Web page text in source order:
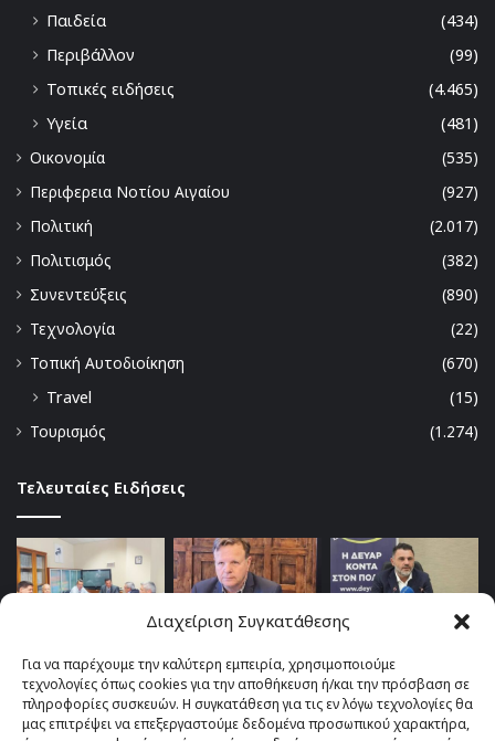
Διαχείριση Συγκατάθεσης
Για να παρέχουμε την καλύτερη εμπειρία, χρησιμοποιούμε
τεχνολογίες όπως cookies για την αποθήκευση ή/και την πρόσβαση σε
πληροφορίες συσκευών. Η συγκατάθεση για τις εν λόγω τεχνολογίες θα
μας επιτρέψει να επεξεργαστούμε δεδομένα προσωπικού χαρακτήρα,
Παιδεία
(434)
Περιβάλλον
(99)
Τοπικές ειδήσεις
(4.465)
Υγεία
(481)
Οικονομία
(535)
Περιφερεια Νοτίου Αιγαίου
(927)
Πολιτική
(2.017)
Πολιτισμός
(382)
Συνεντεύξεις
(890)
Τεχνολογία
(22)
Τοπική Αυτοδιοίκηση
(670)
Travel
(15)
Τουρισμός
(1.274)
Τελευταίες Ειδήσεις